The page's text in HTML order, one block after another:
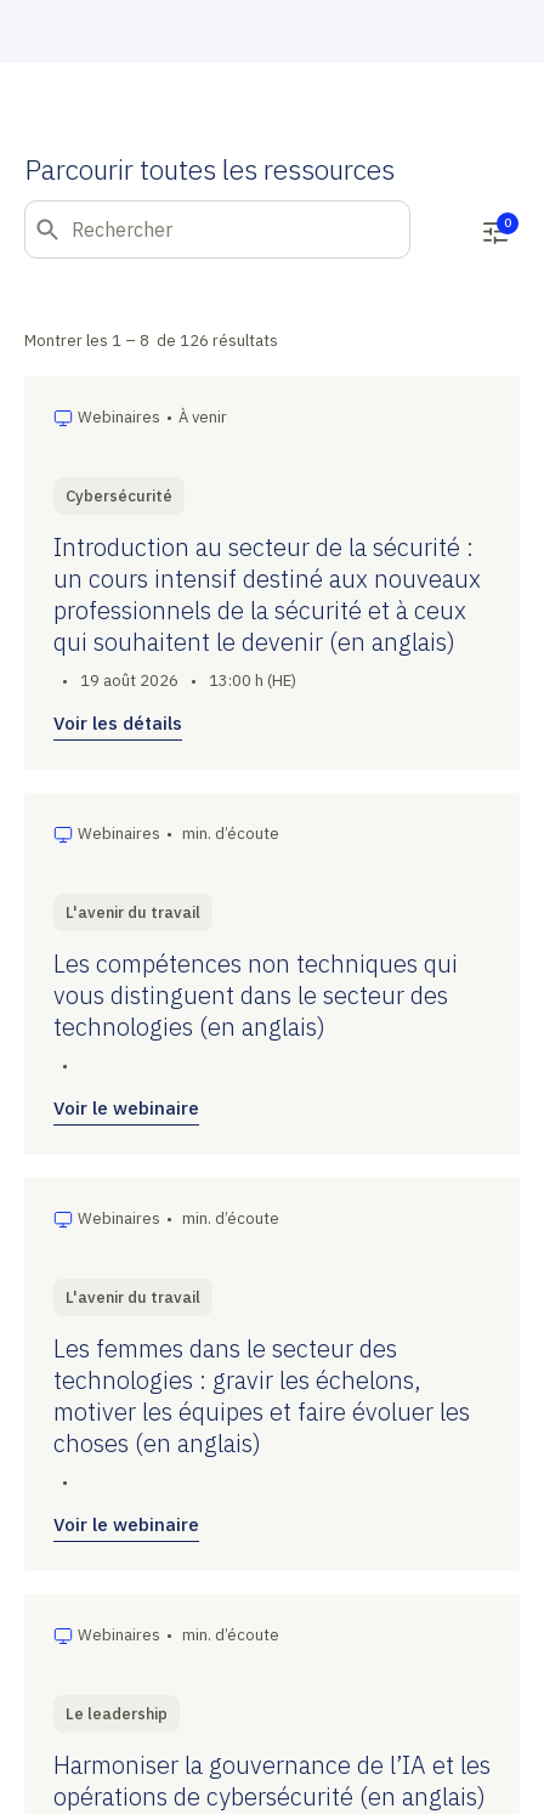
Parcourir toutes les ressources
0
Montrer les 1 – 8 de 126 résultats
Webinaires • À venir
Cybersécurité
Introduction au secteur de la sécurité :
un cours intensif destiné aux nouveaux
professionnels de la sécurité et à ceux
qui souhaitent le devenir (en anglais)
• 19 août 2026 • 13:00 h (HE)
Voir les détails
Webinaires • min. d’écoute
L'avenir du travail
Les compétences non techniques qui
vous distinguent dans le secteur des
technologies (en anglais)
•
Voir le webinaire
Webinaires • min. d’écoute
L'avenir du travail
Les femmes dans le secteur des
technologies : gravir les échelons,
motiver les équipes et faire évoluer les
choses (en anglais)
•
Voir le webinaire
Webinaires • min. d’écoute
Le leadership
Harmoniser la gouvernance de l’IA et les
opérations de cybersécurité (en anglais)